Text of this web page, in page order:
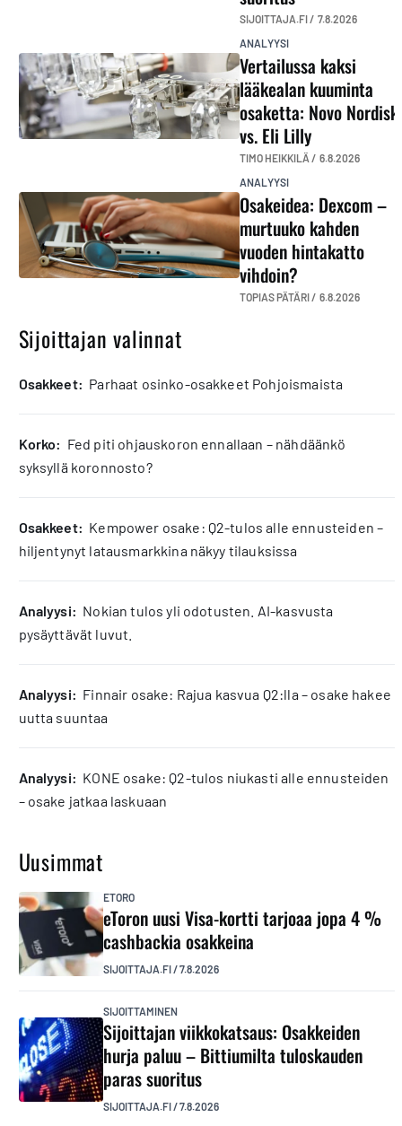
SIJOITTAJA.FI / 7.8.2026
ANALYYSI
Vertailussa kaksi
lääkealan kuuminta
osaketta: Novo Nordisk
vs. Eli Lilly
TIMO HEIKKILÄ / 6.8.2026
ANALYYSI
Osakeidea: Dexcom –
murtuuko kahden
vuoden hintakatto
vihdoin?
TOPIAS PÄTÄRI / 6.8.2026
Sijoittajan valinnat
osakkeet: Parhaat osinko-osakkeet Pohjoismaista
korko: Fed piti ohjauskoron ennallaan – nähdäänkö
syksyllä koronnosto?
osakkeet: Kempower osake: Q2-tulos alle ennusteiden –
hiljentynyt latausmarkkina näkyy tilauksissa
analyysi: Nokian tulos yli odotusten. AI-kasvusta
pysäyttävät luvut.
analyysi: Finnair osake: Rajua kasvua Q2:lla – osake hakee
uutta suuntaa
analyysi: KONE osake: Q2-tulos niukasti alle ennusteiden
– osake jatkaa laskuaan
Uusimmat
ETORO
eToron uusi Visa-kortti tarjoaa jopa 4 %
cashbackia osakkeina
SIJOITTAJA.FI/7.8.2026
SIJOITTAMINEN
Sijoittajan viikkokatsaus: Osakkeiden
hurja paluu – Bittiumilta tuloskauden
paras suoritus
SIJOITTAJA.FI/7.8.2026